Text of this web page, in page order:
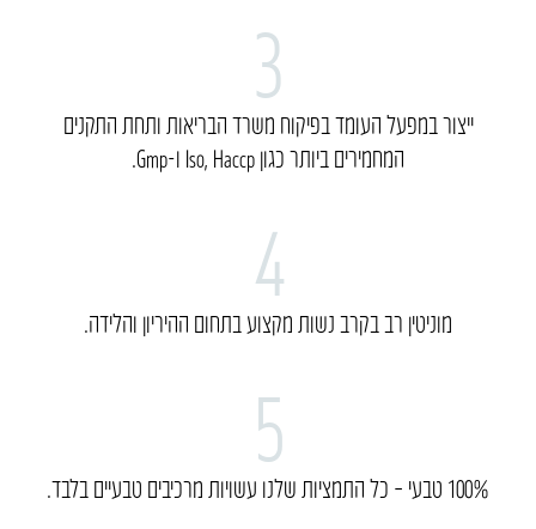
3
ייצור במפעל העומד בפיקוח משרד הבריאות ותחת התקנים
המחמירים ביותר כגון Iso, Haccp ו-Gmp.
4
מוניטין רב בקרב נשות מקצוע בתחום ההיריון והלידה.
5
100% טבעי – כל התמציות שלנו עשויות מרכיבים טבעיים בלבד.